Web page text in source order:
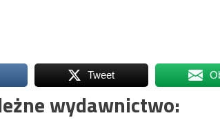
Tweet
wydawnictwo: